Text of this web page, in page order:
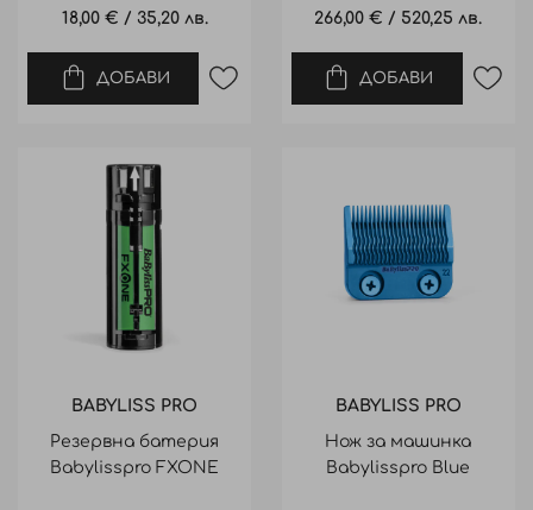
18,00 € / 35,20 лв.
ДОБАВИ
266,00 € / 520,25 лв.
ДОБАВИ
BABYLISS PRO
Резервна батерия
Babylisspro FXONE
BABYLISS PRO
Нож за машинка
Babylisspro Blue